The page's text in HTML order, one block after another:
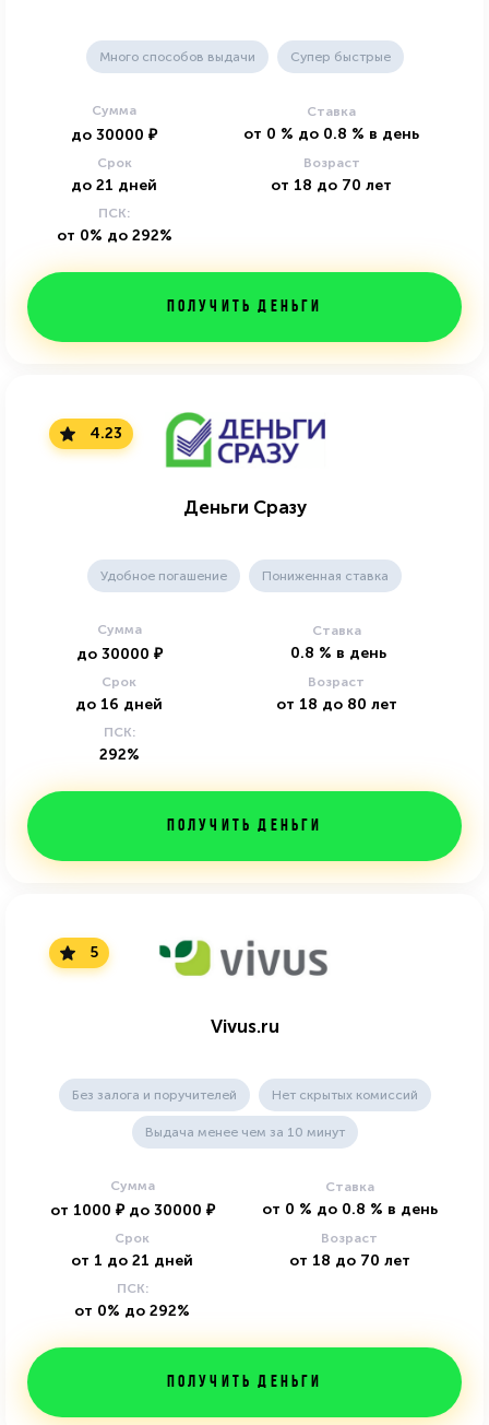
Много способов выдачи Супер быстрые
Сумма
до 30000 ₽
Ставка
от 0 % до 0.8 % в день
Срок
до 21 дней
Возраст
от 18 до 70 лет
ПСК:
от 0% до 292%
Получить деньги
4.23
Деньги Сразу
Удобное погашение Пониженная ставка
Сумма
до 30000 ₽
Ставка
0.8 % в день
Срок
до 16 дней
Возраст
от 18 до 80 лет
ПСК:
292%
Получить деньги
5
Vivus.ru
Без залога и поручителей Нет скрытых комиссий
Выдача менее чем за 10 минут
Сумма
от 1000 ₽ до 30000 ₽
Ставка
от 0 % до 0.8 % в день
Срок
от 1 до 21 дней
Возраст
от 18 до 70 лет
ПСК:
от 0% до 292%
Получить деньги